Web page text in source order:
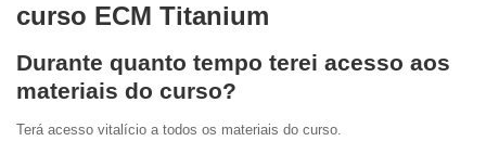
curso ECM Titanium
Durante quanto tempo terei acesso aos
materiais do curso?
Terá acesso vitalício a todos os materiais do curso.